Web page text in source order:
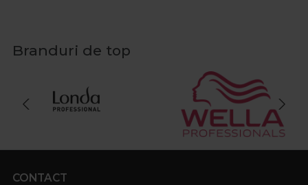
Branduri de top
CONTACT